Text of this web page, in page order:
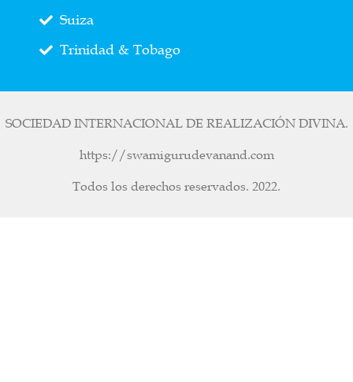
Suiza
Trinidad & Tobago
SOCIEDAD INTERNACIONAL DE REALIZACIÓN DIVINA.
https://swamigurudevanand.com
Todos los derechos reservados. 2022.